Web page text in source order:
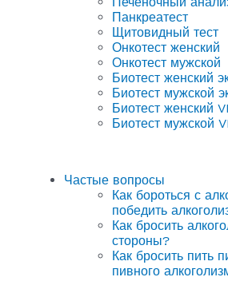
Панкреатест
Щитовидный тест
Онкотест женский
Онкотест мужской
Биотест женский
Биотест мужской
Биотест женский
Биотест мужской
Частые вопросы
Как бороться с
победить
Как бросить
стороны?
Как бросить пить
пивного